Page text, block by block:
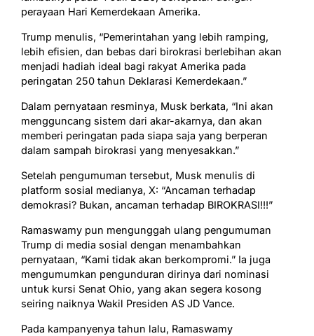
perayaan Hari Kemerdekaan Amerika.
Trump menulis, “Pemerintahan yang lebih ramping,
lebih efisien, dan bebas dari birokrasi berlebihan akan
menjadi hadiah ideal bagi rakyat Amerika pada
peringatan 250 tahun Deklarasi Kemerdekaan.”
Dalam pernyataan resminya, Musk berkata, “Ini akan
mengguncang sistem dari akar-akarnya, dan akan
memberi peringatan pada siapa saja yang berperan
dalam sampah birokrasi yang menyesakkan.”
Setelah pengumuman tersebut, Musk menulis di
platform sosial medianya, X: “Ancaman terhadap
demokrasi? Bukan, ancaman terhadap BIROKRASI!!!”
Ramaswamy pun mengunggah ulang pengumuman
Trump di media sosial dengan menambahkan
pernyataan, “Kami tidak akan berkompromi.” Ia juga
mengumumkan pengunduran dirinya dari nominasi
untuk kursi Senat Ohio, yang akan segera kosong
seiring naiknya Wakil Presiden AS JD Vance.
Pada kampanyenya tahun lalu, Ramaswamy